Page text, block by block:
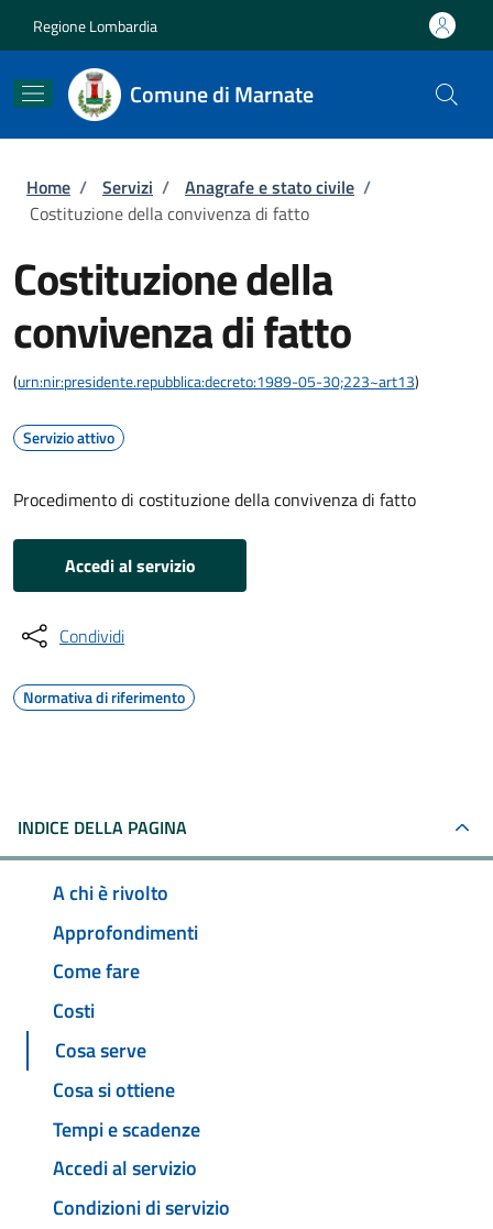
Regione Lombardia
Comune di Marnate
Briciole di pane
Home / Servizi / Anagrafe e stato civile /
Costituzione della convivenza di fatto
Costituzione della
convivenza di fatto
(urn:nir:presidente.repubblica:decreto:1989-05-30;223~art13)
Servizio attivo
Procedimento di costituzione della convivenza di fatto
Accedi al servizio
Condividi
Normativa di riferimento
INDICE DELLA PAGINA
A chi è rivolto
Approfondimenti
Come fare
Costi
Cosa serve
Cosa si ottiene
Tempi e scadenze
Accedi al servizio
Condizioni di servizio